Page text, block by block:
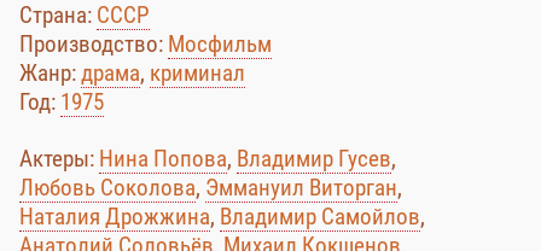
Страна: СССР
Производство: Мосфильм
Жанр:драма, криминал
Год: 1975
Актеры: Нина Попова, Владимир Гусев,
Любовь Соколова, Эммануил Виторган,
Наталия Дрожжина, Владимир Самойлов,